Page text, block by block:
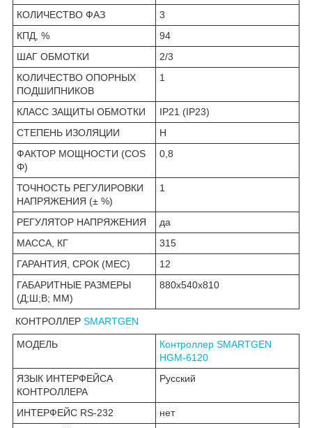
КОЛИЧЕСТВО ФАЗ
3
КПД, %
94
ШАГ ОБМОТКИ
2/3
КОЛИЧЕСТВО ОПОРНЫХ
ПОДШИПНИКОВ
1
КЛАСС ЗАЩИТЫ ОБМОТКИ
IP21 (IP23)
СТЕПЕНЬ ИЗОЛЯЦИИ
Н
ФАКТОР МОЩНОСТИ (COS
Φ)
0,8
ТОЧНОСТЬ РЕГУЛИРОВКИ
НАПРЯЖЕНИЯ (± %)
1
РЕГУЛЯТОР НАПРЯЖЕНИЯ
да
МАССА, КГ
315
ГАРАНТИЯ, СРОК (МЕС)
12
ГАБАРИТНЫЕ РАЗМЕРЫ
(Д;Ш;В; ММ)
880x540x810
КОНТРОЛЛЕР SMARTGEN
МОДЕЛЬ
Контроллер SMARTGEN
HGM-6120
ЯЗЫК ИНТЕРФЕЙСА
КОНТРОЛЛЕРА
Русский
ИНТЕРФЕЙС RS-232
нет